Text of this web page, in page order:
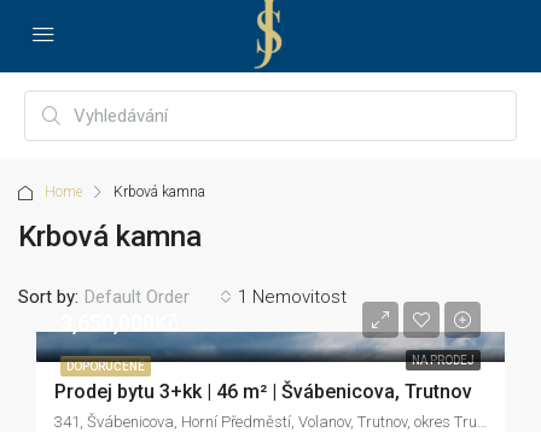
Home Krbová kamna
Krbová kamna
1 Nemovitost
Sort by: Default Order
DOPORUČENÉ NA PRODEJ
Prodej bytu 3+kk | 46 m² | Švábenicova, Trutnov
341, Švábenicova, Horní Předměstí, Volanov, Trutnov, okres Trutnov, Královéhradecký kraj, 541 01, Česko